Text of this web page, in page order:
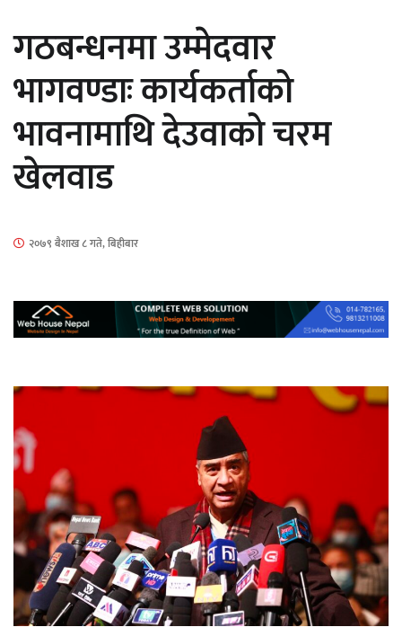
माताकाे नाममा गलत गतिविधि गर्ने थापा प्रहरी
‘ईयुमा डट कम’ले बुधबारदेखि आफ्नो
औपचारिक सेवा सञ्चालनमा
हलमा छैन ‘गौँथली’को टिकट
गठबन्धनमा उम्मेदवार
भागवण्डाः कार्यकर्ताको
भावनामाथि देउवाको चरम
खेलवाड
२०७९ बैशाख ८ गते, बिहीबार